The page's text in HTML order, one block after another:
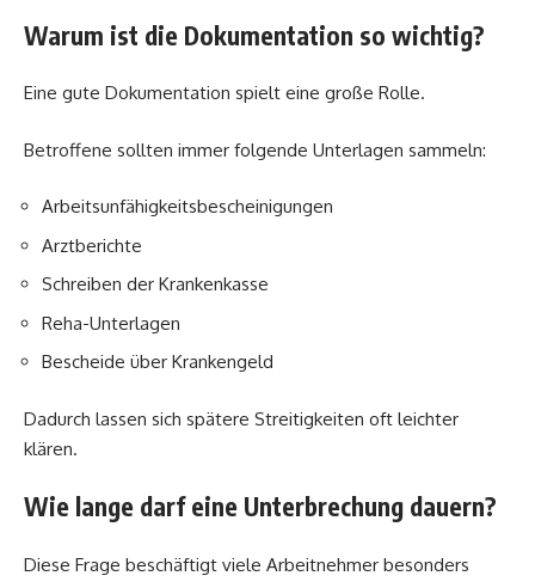
Warum ist die Dokumentation so wichtig?
Eine gute Dokumentation spielt eine große Rolle.
Betroffene sollten immer folgende Unterlagen sammeln:
Arbeitsunfähigkeitsbescheinigungen
Arztberichte
Schreiben der Krankenkasse
Reha-Unterlagen
Bescheide über Krankengeld
Dadurch lassen sich spätere Streitigkeiten oft leichter
klären.
Wie lange darf eine Unterbrechung dauern?
Diese Frage beschäftigt viele Arbeitnehmer besonders